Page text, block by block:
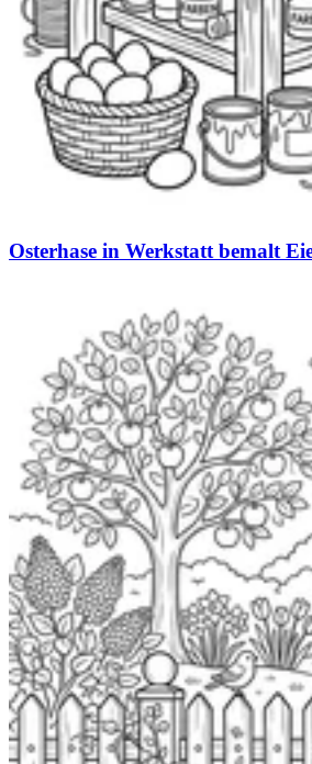
Osterhase in Werkstatt bemalt